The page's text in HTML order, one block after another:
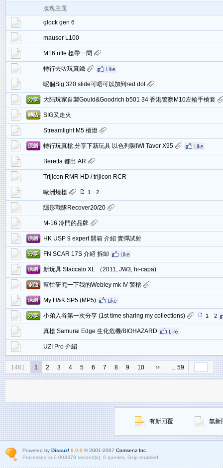
版塊主題
glock gen 6
mauser L100
M16 rifle 槍帶一問
轉行去咗玩真鐵
呢個Sig 320 slide可唔可以加到red dot
大陆玩家自製Gould&Goodrich b501 34 香港警察M10左輪手槍套
SIG又走火
Streamlight M5 槍燈
轉行玩真槍,分享下新玩具 以色列製IWI Tavor X95
Beretta 都出 AR
Trijicon RMR HD / trijicon RCR
歐洲燒槍 1 2
隱形戰隊Recover20/20
M-16 冷門的品牌
HK USP 9 expert 開箱 介紹 實彈試射
FN SCAR 17S 介紹 拆卸
新玩具 Staccato XL （2011, JW3, hi-capa)
幫忙研究一下我的Webley mk IV 警槍
My H&K SP5 (MP5)
小弟入谷第一次分享 (1st time sharing my collections) 1 2
真槍 Samurai Edge 生化危機/BIOHAZARD
UZI Pro 介紹
1461 1 2 3 4 5 6 7 8 9 10 ›› ... 59
有新回覆 無新
Powered by Discuz! 6.0.0© 2001-2007 Comsenz Inc.
Processed in 0.003378 second(s), 6 queries, Gzip enabled.